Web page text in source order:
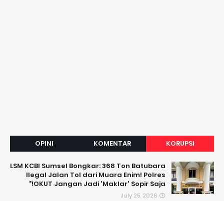
KORUPSI
KOMENTAR
OPINI
LSM KCBI Sumsel Bongkar: 368 Ton Batubara
Ilegal Jalan Tol dari Muara Enim! Polres
OKUT Jangan Jadi 'Maklar' Sopir Saja!"
July 25, 2026